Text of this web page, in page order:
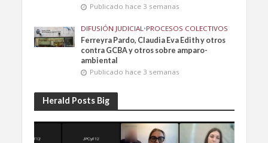
Publicado hace 3 semanas
DIFUSIÓN JUDICIAL •PROCESOS COLECTIVOS
Ferreyra Pardo, Claudia Eva Edith y otros
contra GCBA y otros sobre amparo-
ambiental
Publicado hace 3 semanas
Herald Posts Big